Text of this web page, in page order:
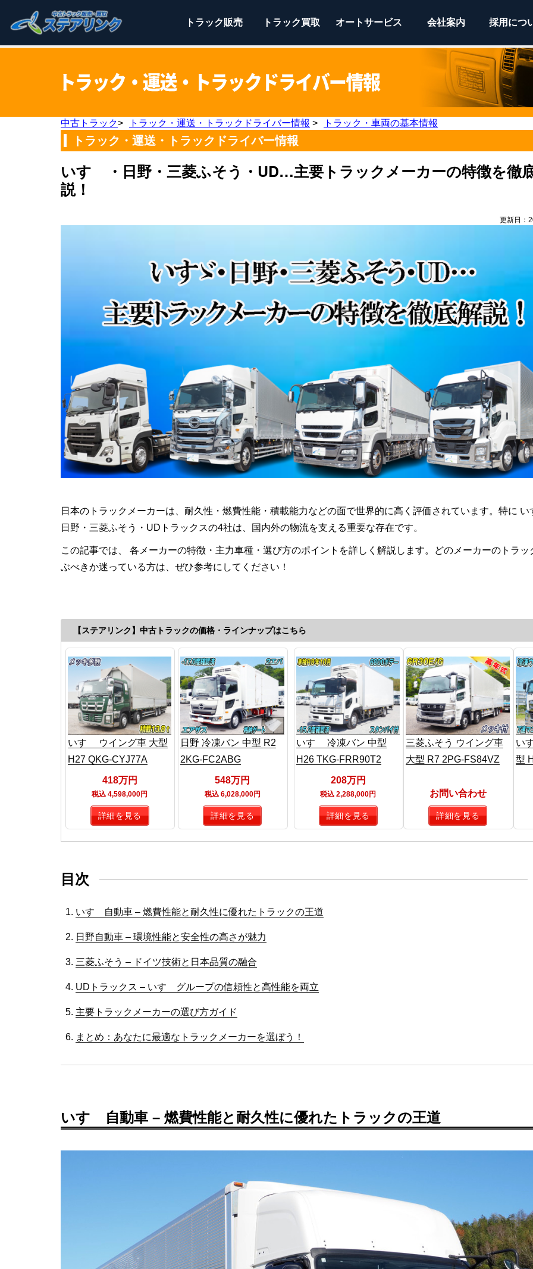
トラック販売 トラック買取 オートサービス 会社案内 採用につ
中古トラック> トラック・運送・トラックドライバー情報 > トラック・車両の基本情報
トラック・運送・トラックドライバー情報
いすゞ・日野・三菱ふそう・UD…主要トラックメーカーの特徴を徹
説！
更新日：
日本のトラックメーカーは、耐久性・燃費性能・積載能力などの面で世界的に高く評価されています。特に い
日野・三菱ふそう・UDトラックスの4社は、国内外の物流を支える重要な存在です。
この記事では、 各メーカーの特徴・主力車種・選び方のポイントを詳しく解説します。どのメーカーのトラッ
ぶべきか迷っている方は、ぜひ参考にしてください！
【ステアリンク】中古トラックの価格・ラインナップはこちら
いすゞ ウイング車 大型
H27 QKG-CYJ77A
418万円
税込 4,598,000円
詳細を見る
日野 冷凍バン 中型 R2
2KG-FC2ABG
548万円
税込 6,028,000円
詳細を見る
いすゞ 冷凍バン 中型
H26 TKG-FRR90T2
208万円
税込 2,288,000円
詳細を見る
三菱ふそう ウイング車
大型 R7 2PG-FS84VZ
お問い合わせ
詳細を見る
い
型
目次
いすゞ自動車 – 燃費性能と耐久性に優れたトラックの王道
日野自動車 – 環境性能と安全性の高さが魅力
三菱ふそう – ドイツ技術と日本品質の融合
UDトラックス – いすゞグループの信頼性と高性能を両立
主要トラックメーカーの選び方ガイド
まとめ：あなたに最適なトラックメーカーを選ぼう！
いすゞ自動車 – 燃費性能と耐久性に優れたトラックの王道